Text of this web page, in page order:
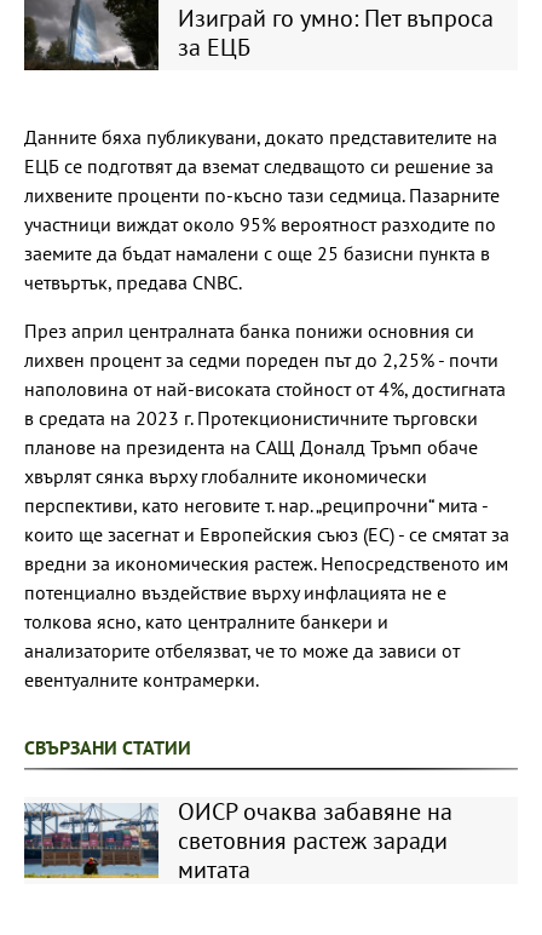
Изиграй го умно: Пет въпроса
за ЕЦБ
Данните бяха публикувани, докато представителите на
ЕЦБ се подготвят да вземат следващото си решение за
лихвените проценти по-късно тази седмица. Пазарните
участници виждат около 95% вероятност разходите по
заемите да бъдат намалени с още 25 базисни пункта в
четвъртък, предава CNBC.
През април централната банка понижи основния си
лихвен процент за седми пореден път до 2,25% - почти
наполовина от най-високата стойност от 4%, достигната
в средата на 2023 г. Протекционистичните търговски
планове на президента на САЩ Доналд Тръмп обаче
хвърлят сянка върху глобалните икономически
перспективи, като неговите т. нар. „реципрочни“ мита -
които ще засегнат и Европейския съюз (ЕС) - се смятат за
вредни за икономическия растеж. Непосредственото им
потенциално въздействие върху инфлацията не е
толкова ясно, като централните банкери и
анализаторите отбелязват, че то може да зависи от
евентуалните контрамерки.
СВЪРЗАНИ СТАТИИ
ОИСР очаква забавяне на
световния растеж заради
митата